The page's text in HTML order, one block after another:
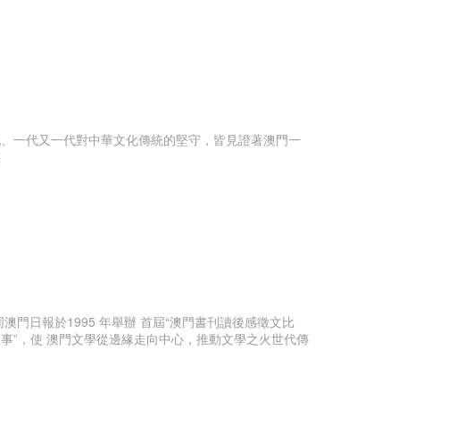
一代又一代對中華文化傳統的堅守，皆見證著澳門一
門日報於1995 年舉辦 首屆“澳門書刊讀後感徵文比
”，使 澳門文學從邊緣走向中心，推動文學之火世代傳